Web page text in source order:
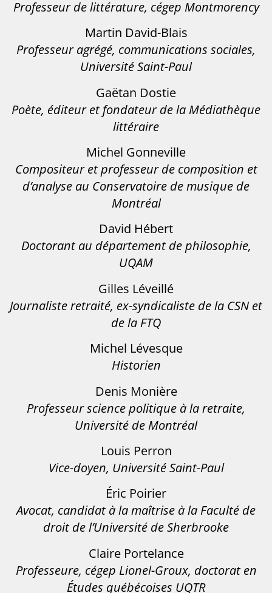
Professeur de littérature, cégep Montmorency
Martin David-Blais
Professeur agrégé, communications sociales,
Université Saint-Paul
Gaëtan Dostie
Poète, éditeur et fondateur de la Médiathèque
littéraire
Michel Gonneville
Compositeur et professeur de composition et
d’analyse au Conservatoire de musique de
Montréal
David Hébert
Doctorant au département de philosophie,
UQAM
Gilles Léveillé
Journaliste retraité, ex-syndicaliste de la CSN et
de la FTQ
Michel Lévesque
Historien
Denis Monière
Professeur science politique à la retraite,
Université de Montréal
Louis Perron
Vice-doyen, Université Saint-Paul
Éric Poirier
Avocat, candidat à la maîtrise à la Faculté de
droit de l’Université de Sherbrooke
Claire Portelance
Professeure, cégep Lionel-Groux, doctorat en
Études québécoises UQTR